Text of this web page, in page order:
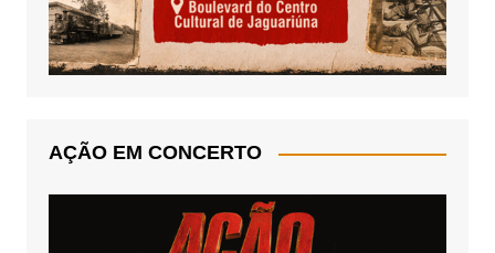
AÇÃO EM CONCERTO